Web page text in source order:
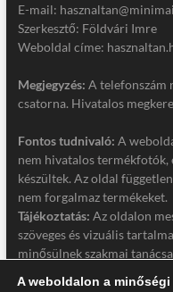
E-mail:
Szerkesztő: Földvári Imre
Weboldal címe:
Megjegyzés: A telefonszám
csatorna. Hivatalos
Fontos tudnivaló: A
nem hivatalos termékfotók,
készültek. Az oldal
nem forgalmaz termékeket.
Tájékoztatás: Az oldalon
szöveges és vizuális
minősülnek szakmai
A weboldalon a